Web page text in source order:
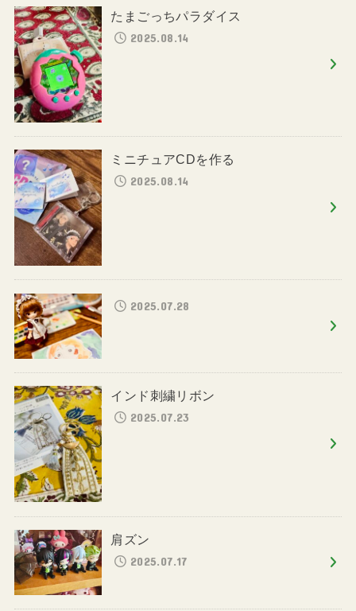
たまごっちパラダイス
2025.08.14
ミニチュアCDを作る
2025.08.14
2025.07.28
インド刺繍リボン
2025.07.23
肩ズン
2025.07.17